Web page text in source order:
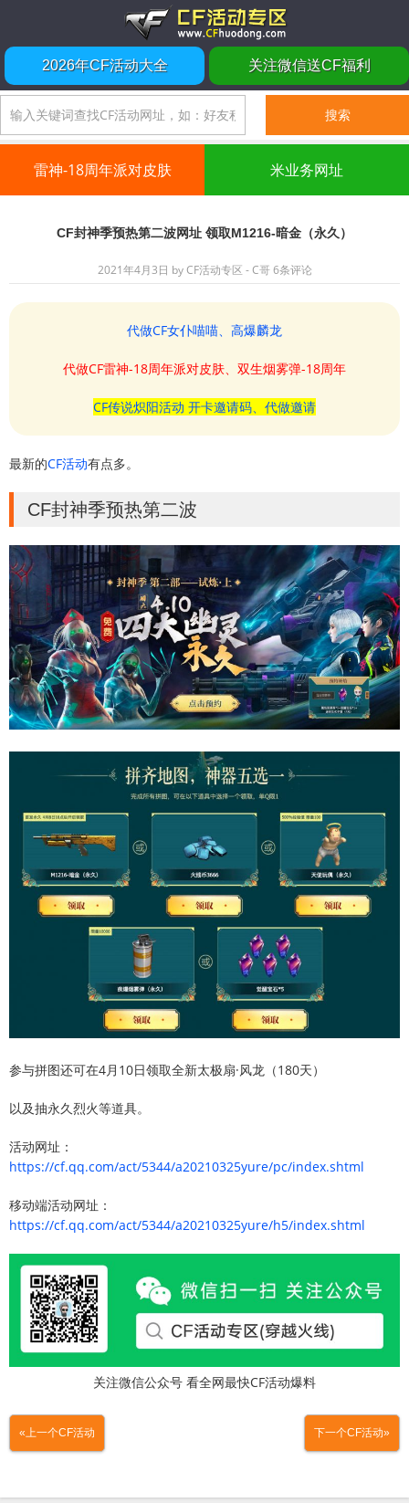
2026年CF活动大全 关注微信送CF福利
雷神-18周年派对皮肤 米业务网址
CF封神季预热第二波网址 领取M1216-暗金（永久）
2021年4月3日 byCF活动专区 - C哥 6条评论
代做CF女仆喵喵、高爆麟龙
代做CF雷神-18周年派对皮肤、双生烟雾弹-18周年
CF传说炽阳活动 开卡邀请码、代做邀请
最新的CF活动有点多。
CF封神季预热第二波
参与拼图还可在4月10日领取全新太极扇·风龙（180天）
以及抽永久烈火等道具。
活动网址：
https://cf.qq.com/act/5344/a20210325yure/pc/index.shtml
移动端活动网址：
https://cf.qq.com/act/5344/a20210325yure/h5/index.shtml
关注微信公众号 看全网最快CF活动爆料
«上一个CF活动 下一个CF活动»